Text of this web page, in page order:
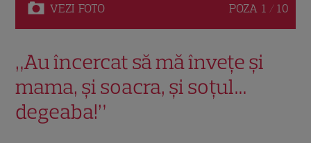
VEZI FOTO POZA 1 / 10
„Au încercat să mă înveţe şi
mama, şi soacra, şi soţul…
degeaba!”